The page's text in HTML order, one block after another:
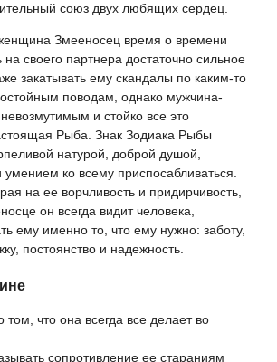
союз двух любящих сердец.
Змееносец время о времени
на своего партнера достаточно сильное
закатывать ему скандалы по каким-то
поводам, однако мужчина-
и стойко все это
Рыба. Знак Зодиака Рыбы
натурой, доброй душой,
умением ко всему приспосабливаться.
на ее ворчливость и придирчивость,
он всегда видит человека,
ему именно то, что ему нужно: заботу,
постоянство и надежность.
том, что она всегда все делает во
сопротивление ее стараниям